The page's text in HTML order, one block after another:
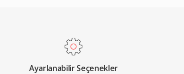
Ayarlanabilir Seçenekler